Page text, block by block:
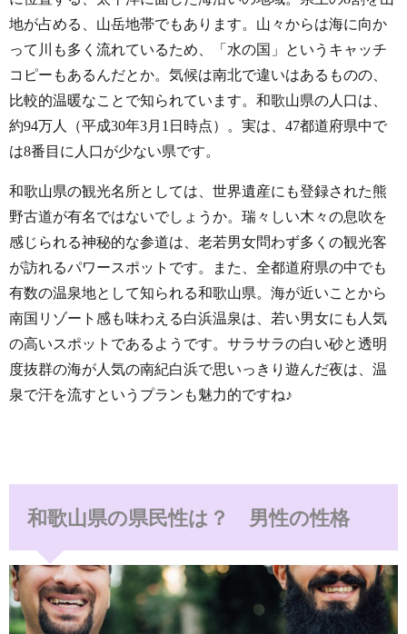
地が占める、山岳地帯でもあります。山々からは海に向か
って川も多く流れているため、「水の国」というキャッチ
コピーもあるんだとか。気候は南北で違いはあるものの、
比較的温暖なことで知られています。和歌山県の人口は、
約94万人（平成30年3月1日時点）。実は、47都道府県中で
は8番目に人口が少ない県です。
和歌山県の観光名所としては、世界遺産にも登録された熊
野古道が有名ではないでしょうか。瑞々しい木々の息吹を
感じられる神秘的な参道は、老若男女問わず多くの観光客
が訪れるパワースポットです。また、全都道府県の中でも
有数の温泉地として知られる和歌山県。海が近いことから
南国リゾート感も味わえる白浜温泉は、若い男女にも人気
の高いスポットであるようです。サラサラの白い砂と透明
度抜群の海が人気の南紀白浜で思いっきり遊んだ夜は、温
泉で汗を流すというプランも魅力的ですね♪
和歌山県の県民性は？ 男性の性格